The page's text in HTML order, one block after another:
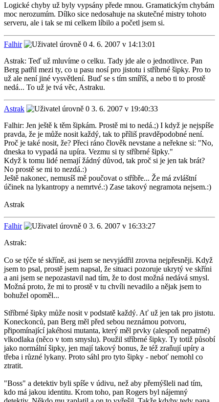
Logické chyby už byly vypsány přede mnou. Gramatickým chybám
moc nerozumím. Dílko sice nedosahuje na skutečné mistry tohoto
serveru, ale i tak se mi celkem líbilo a početl jsem si.
Falhir
4. 6. 2007 v 14:13:01
Astrak: Teď už mluvíme o celku. Tady jde ale o jednotlivce. Pan
Berg patřil mezi ty, co u pasu nosí pro jistotu i stříbrné šipky. Pro to
už ale není jiné vysvětlení. Buď se s tím smíříš, a nebo ti to prostě
nedá... To už je tvá věc, Astraku.
Astrak
3. 6. 2007 v 19:40:33
Falhir: Jen ještě k těm šipkám. Prostě mi to nedá.;) I když je nejspíše
pravda, že je může nosit každý, tak to příliš pravděpodobné není.
Proč je také nosit, že? Přeci ráno člověk nevstane a neřekne si: "No,
dneska to vypadá na upíra. Vezmu si ty stříbrné šipky."
Když k tomu lidé nemají žádný důvod, tak proč si je jen tak brát?
No prostě se mi to nezdá.:)
Ještě nakonec, nemusíš mě poučovat o stříbře... Že má zvláštní
účinek na lykantropy a nemrtvé.:) Zase takový negramota nejsem.:)
Astrak
Falhir
3. 6. 2007 v 16:33:27
Astrak:
Co se týče té skříně, asi jsem se nevyjádřil zrovna nejpřesněji. Když
jsem to psal, prostě jsem napsal, že situaci pozoruje ukrytý ve skříni
a ani jsem se nepozastavil nad tím, že to dost možná nedává smysl.
Možná proto, že mi to prostě v tu chvíli nevadilo a nějak jsem to
bohužel opoměl...
Stříbrné šipky může nosit v podstatě každý. Ať už jen tak pro jistotu.
Koneckonců, pan Berg měl před sebou neznámou potvoru,
připomínající jakéhosi mutanta, který měl prvky (alespoň nepatrné)
vlkodlaka (něco v tom smyslu). Použil stříbrné šipky. Ty totiž působí
jako normální šipky, jen mají takový bonus, že též zraňují upíry a
třeba i různé lykany. Proto sáhl pro tyto šipky - neboť nemohl co
ztratit.
"Boss" a detektiv byli spíše v údivu, než aby přemýšleli nad tím,
kdo má jakou identitu. Krom toho, pan Rogers byl nájemný